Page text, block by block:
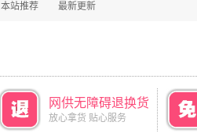
本站推荐 最新更新
网供无障碍退换货
放心拿货 贴心服务